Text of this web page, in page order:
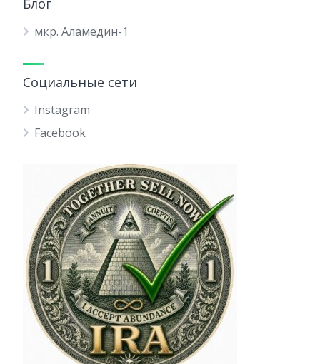
Блог
мкр. Аламедин-1
Социальные сети
Instagram
Facebook